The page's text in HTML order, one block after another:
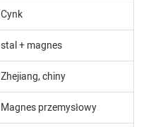
Cynk
stal + magnes
Zhejiang, chiny
Magnes przemysłowy